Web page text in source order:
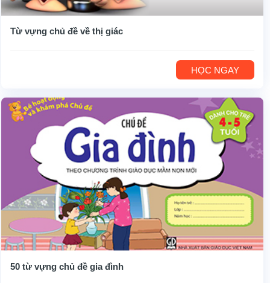
Từ vựng chủ đề về thị giác
HỌC NGAY
50 từ vựng chủ đề gia đình